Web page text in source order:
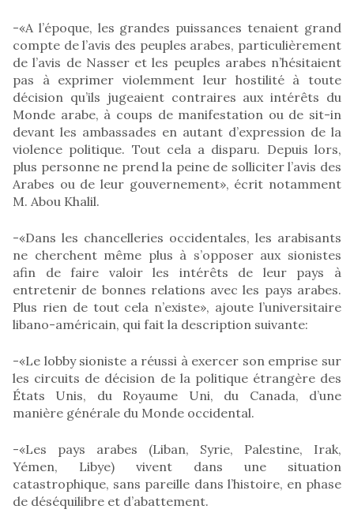
-«A l’époque, les grandes puissances tenaient grand
compte de l’avis des peuples arabes, particulièrement
de l’avis de Nasser et les peuples arabes n’hésitaient
pas à exprimer violemment leur hostilité à toute
décision qu’ils jugeaient contraires aux intérêts du
Monde arabe, à coups de manifestation ou de sit-in
devant les ambassades en autant d’expression de la
violence politique. Tout cela a disparu. Depuis lors,
plus personne ne prend la peine de solliciter l’avis des
Arabes ou de leur gouvernement», écrit notamment
M. Abou Khalil.
-«Dans les chancelleries occidentales, les arabisants
ne cherchent même plus à s’opposer aux sionistes
afin de faire valoir les intérêts de leur pays à
entretenir de bonnes relations avec les pays arabes.
Plus rien de tout cela n’existe», ajoute l’universitaire
libano-américain, qui fait la description suivante:
-«Le lobby sioniste a réussi à exercer son emprise sur
les circuits de décision de la politique étrangère des
États Unis, du Royaume Uni, du Canada, d’une
manière générale du Monde occidental.
-«Les pays arabes (Liban, Syrie, Palestine, Irak,
Yémen, Libye) vivent dans une situation
catastrophique, sans pareille dans l’histoire, en phase
de déséquilibre et d’abattement.